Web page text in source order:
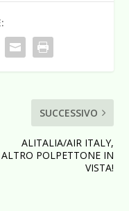
SUCCESSIVO
ALITALIA/AIR ITALY,
ALTRO POLPETTONE IN
VISTA!